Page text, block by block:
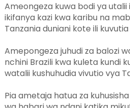
Ameongeza kuwa bodi ya utalii
ikifanya kazi kwa karibu na
Tanzania duniani kote ili
Amepongeza juhudi za balozi
nchini Brazili kwa kuleta kundi
watalii kushuhudia vivutio vya
Pia ametaja hatua za